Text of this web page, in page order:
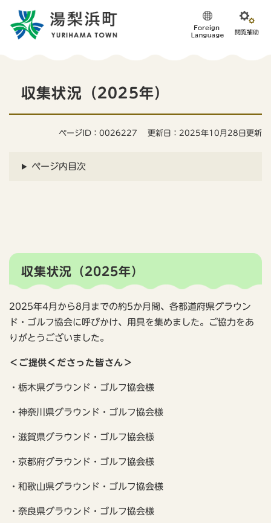
収集状況（2025年）
ページID：0026227 更新日：2025年10月28日更新
ページ内目次
収集状況（2025年）
2025年4月から8月までの約5か月間、各都道府県グラウン
ド・ゴルフ協会に呼びかけ、用具を集めました。ご協力をあ
りがとうございました。
＜ご提供くださった皆さん＞
・栃木県グラウンド・ゴルフ協会様
・神奈川県グラウンド・ゴルフ協会様
・滋賀県グラウンド・ゴルフ協会様
・京都府グラウンド・ゴルフ協会様
・和歌山県グラウンド・ゴルフ協会様
・奈良県グラウンド・ゴルフ協会様